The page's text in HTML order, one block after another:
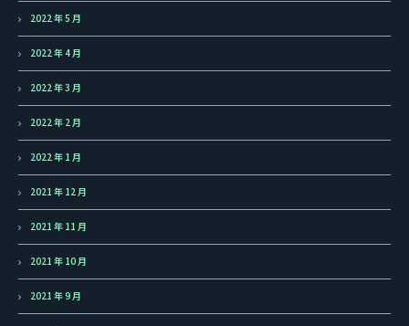
2022 年 5 月
2022 年 4 月
2022 年 3 月
2022 年 2 月
2022 年 1 月
2021 年 12 月
2021 年 11 月
2021 年 10 月
2021 年 9 月